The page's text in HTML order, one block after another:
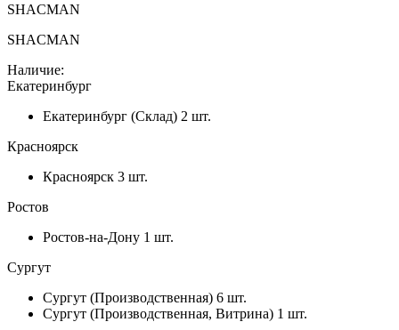
SHACMAN
SHACMAN
Наличие:
Екатеринбург
Екатеринбург (Склад) 2 шт.
Красноярск
Красноярск 3 шт.
Ростов
Ростов-на-Дону 1 шт.
Сургут
Сургут (Производственная) 6 шт.
Сургут (Производственная, Витрина) 1 шт.